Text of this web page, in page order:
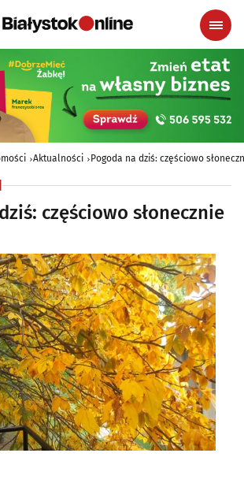
Aktualności Pogoda na dziś: częściowo
częściowo słonecznie